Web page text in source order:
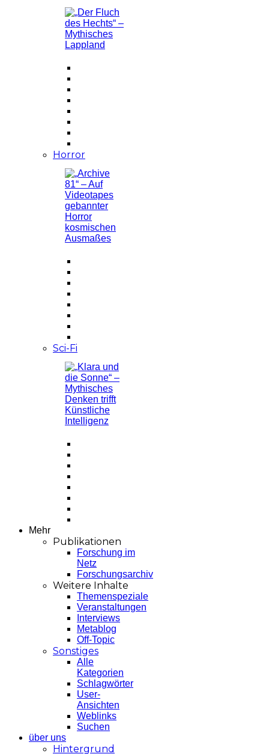
Horror
Sci-Fi
Mehr
Publikationen
Forschung im
Netz
Forschungsarchiv
Weitere Inhalte
Themenspeziale
Veranstaltungen
Interviews
Metablog
Off-Topic
Sonstiges
Alle
Kategorien
Schlagwörter
User-
Ansichten
Weblinks
Suchen
über uns
Hintergrund